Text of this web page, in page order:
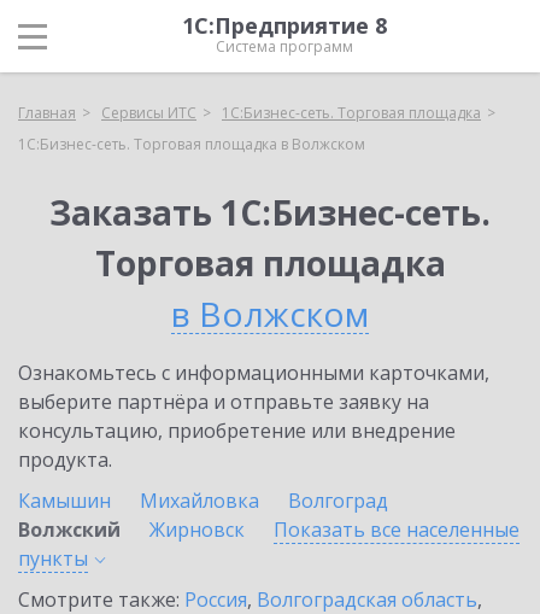
1С:Предприятие 8
Система программ
Главная Сервисы ИТС
1С:Бизнес-сеть. Торговая площадка
1С:Бизнес-сеть. Торговая площадка в Волжском
Заказать 1С:Бизнес-сеть.
Торговая площадка
в Волжском
Ознакомьтесь с информационными карточками,
выберите партнёра и отправьте заявку на
консультацию, приобретение или внедрение
продукта.
Камышин
Михайловка
Волгоград
Волжский
Жирновск
Показать все населенные
пункты
Смотрите также: Россия, Волгоградская область,